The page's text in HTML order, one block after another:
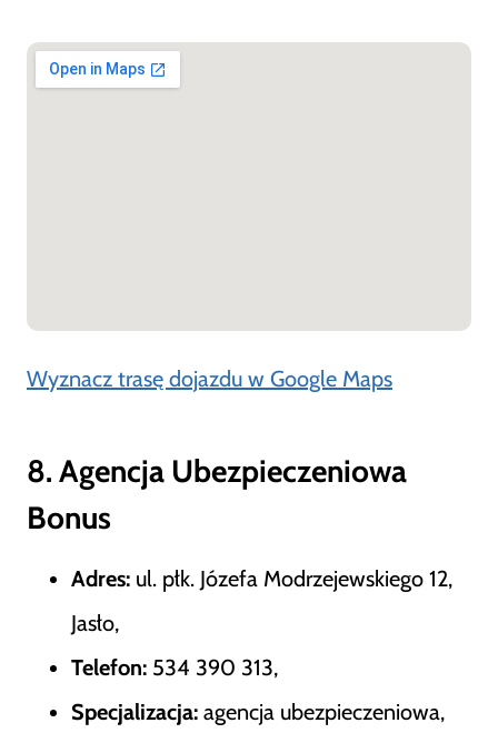
Wyznacz trasę dojazdu w Google Maps
8. Agencja Ubezpieczeniowa
Bonus
Adres: ul. płk. Józefa Modrzejewskiego 12,
Jasło,
Telefon: 534 390 313,
Specjalizacja: agencja ubezpieczeniowa,